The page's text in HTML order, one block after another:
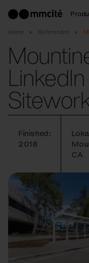
Home Referenzen
Finished:
2018
CA
Vorige